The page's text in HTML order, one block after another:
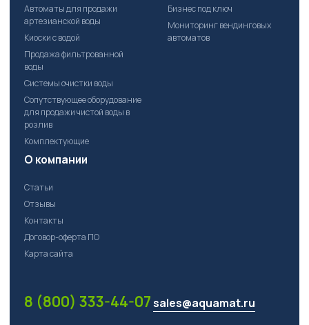
Автоматы для продажи
артезианской воды
Киоски с водой
Продажа фильтрованной
воды
Системы очистки воды
Сопутствующее оборудование
для продажи чистой воды в
розлив
Комплектующие
Бизнес под ключ
Мониторинг вендинговых
автоматов
О компании
Статьи
Отзывы
Контакты
Договор-оферта ПО
Карта сайта
8 (800) 333-44-07sales@aquamat.ru